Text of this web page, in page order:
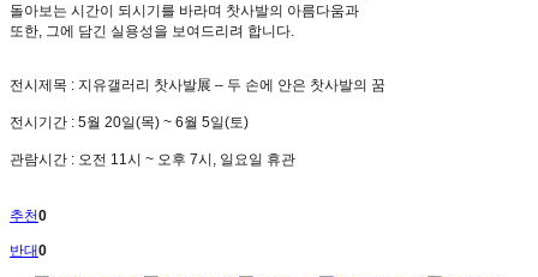
돌아보는 시간이 되시기를 바라며 찻사발의 아름다움과
또한, 그에 담긴 실용성을 보여드리려 합니다.
전시제목 : 지유갤러리 찻사발展 – 두 손에 안은 찻사발의 꿈
전시기간 : 5월 20일(목) ~ 6월 5일(토)
관람시간 : 오전 11시 ~ 오후 7시, 일요일 휴관
추천0
반대0